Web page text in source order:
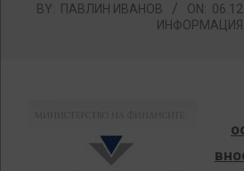
BY: ПАВЛИН ИВАНОВ ON:
ИНФОРМАЦИЯ